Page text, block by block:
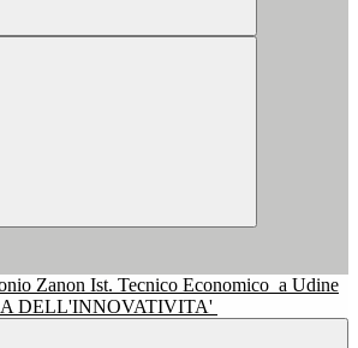
Ist. Tecnico Economico a Udine
DELL'INNOVATIVITA'